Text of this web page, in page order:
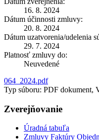
16. 8. 2024
Dátum účinnosti zmluvy:
20. 8. 2024
Dátum uzatvorenia/udelenia
29. 7. 2024
Platnosť zmluvy do:
Neuvedené
064_2024.pdf
Typ súboru: PDF dokument,
Zverejňovanie
Úradná tabuľa
Zmluvy Faktúry